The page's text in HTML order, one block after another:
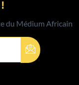
du Médium Africain